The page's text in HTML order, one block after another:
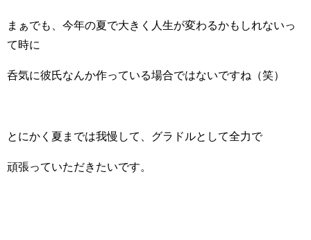
まぁでも、今年の夏で大きく人生が変わるかもしれないっ
て時に
呑気に彼氏なんか作っている場合ではないですね（笑）
とにかく夏までは我慢して、グラドルとして全力で
頑張っていただきたいです。